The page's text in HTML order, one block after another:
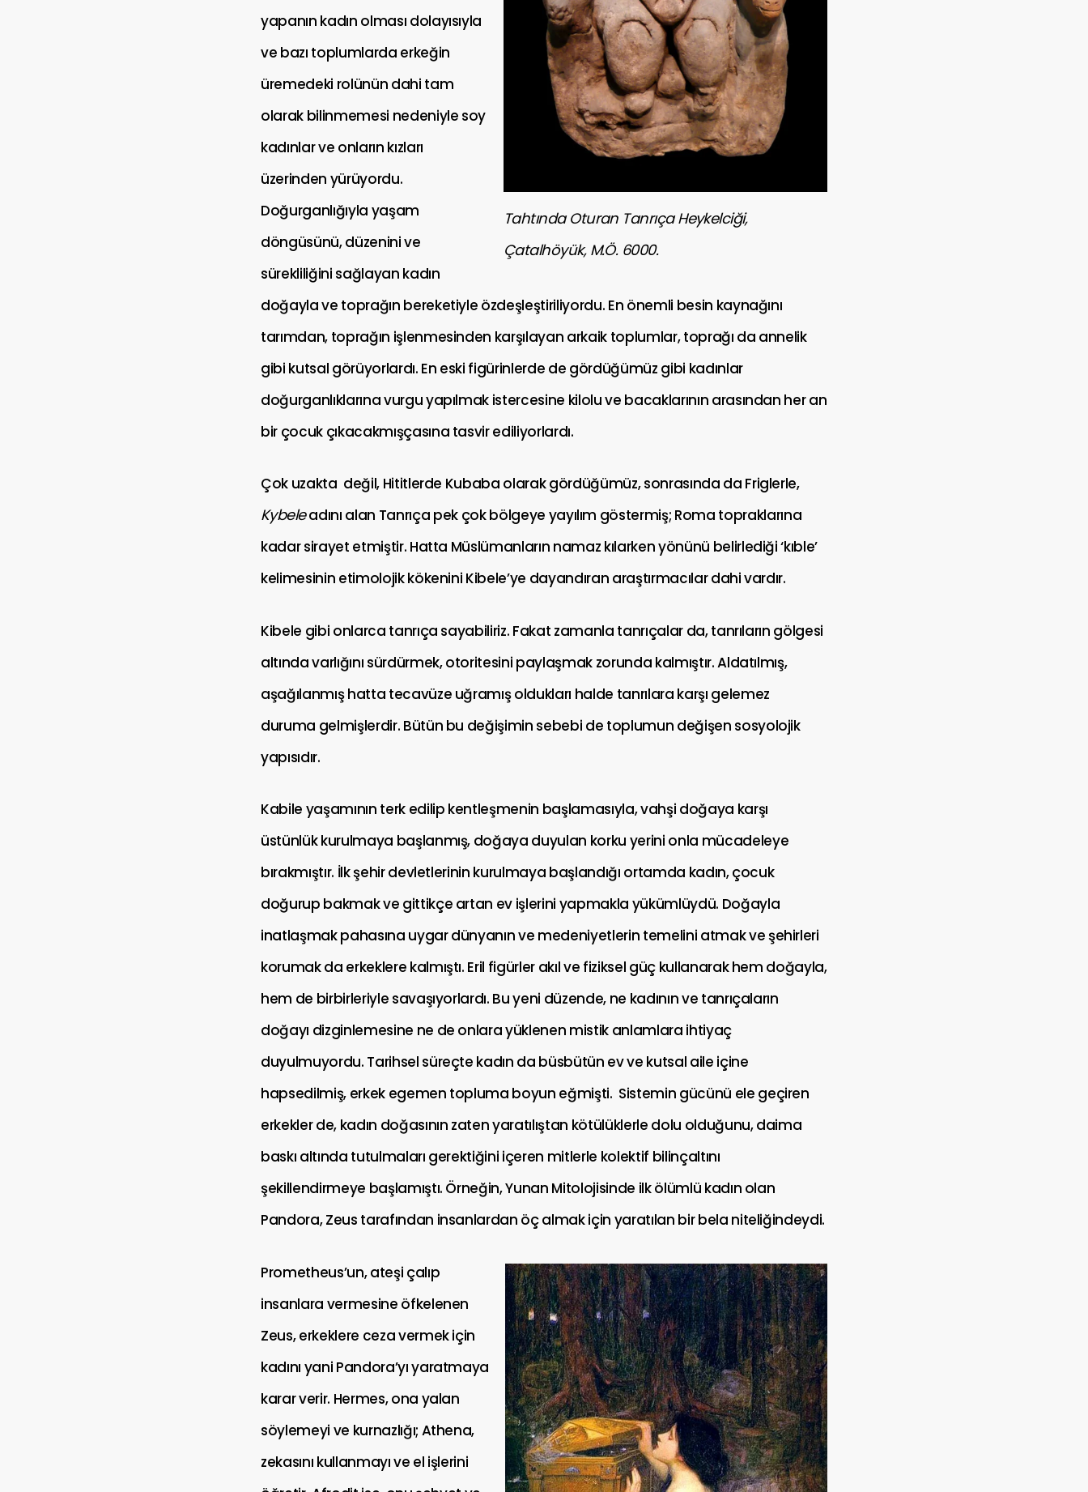
Tahtında Oturan Tanrıça Heykelciği,
Çatalhöyük, M.Ö. 6000.
yapanın kadın olması dolayısıyla
ve bazı toplumlarda erkeğin
üremedeki rolünün dahi tam
olarak bilinmemesi nedeniyle soy
kadınlar ve onların kızları
üzerinden yürüyordu.
Doğurganlığıyla yaşam
döngüsünü, düzenini ve
sürekliliğini sağlayan kadın
doğayla ve toprağın bereketiyle özdeşleştiriliyordu. En önemli besin kaynağını
tarımdan, toprağın işlenmesinden karşılayan arkaik toplumlar, toprağı da annelik
gibi kutsal görüyorlardı. En eski figürinlerde de gördüğümüz gibi kadınlar
doğurganlıklarına vurgu yapılmak istercesine kilolu ve bacaklarının arasından her an
bir çocuk çıkacakmışçasına tasvir ediliyorlardı.
Çok uzakta değil, Hititlerde Kubaba olarak gördüğümüz, sonrasında da Friglerle,
Kybeleadını alan Tanrıça pek çok bölgeye yayılım göstermiş; Roma topraklarına
kadar sirayet etmiştir. Hatta Müslümanların namaz kılarken yönünü belirlediği ‘kıble’
kelimesinin etimolojik kökenini Kibele’ye dayandıran araştırmacılar dahi vardır.
Kibele gibi onlarca tanrıça sayabiliriz. Fakat zamanla tanrıçalar da, tanrıların gölgesi
altında varlığını sürdürmek, otoritesini paylaşmak zorunda kalmıştır. Aldatılmış,
aşağılanmış hatta tecavüze uğramış oldukları halde tanrılara karşı gelemez
duruma gelmişlerdir. Bütün bu değişimin sebebi de toplumun değişen sosyolojik
yapısıdır.
Kabile yaşamının terk edilip kentleşmenin başlamasıyla, vahşi doğaya karşı
üstünlük kurulmaya başlanmış, doğaya duyulan korku yerini onla mücadeleye
bırakmıştır. İlk şehir devletlerinin kurulmaya başlandığı ortamda kadın, çocuk
doğurup bakmak ve gittikçe artan ev işlerini yapmakla yükümlüydü. Doğayla
inatlaşmak pahasına uygar dünyanın ve medeniyetlerin temelini atmak ve şehirleri
korumak da erkeklere kalmıştı. Eril figürler akıl ve fiziksel güç kullanarak hem doğayla,
hem de birbirleriyle savaşıyorlardı. Bu yeni düzende, ne kadının ve tanrıçaların
doğayı dizginlemesine ne de onlara yüklenen mistik anlamlara ihtiyaç
duyulmuyordu. Tarihsel süreçte kadın da büsbütün ev ve kutsal aile içine
hapsedilmiş, erkek egemen topluma boyun eğmişti. Sistemin gücünü ele geçiren
erkekler de, kadın doğasının zaten yaratılıştan kötülüklerle dolu olduğunu, daima
baskı altında tutulmaları gerektiğini içeren mitlerle kolektif bilinçaltını
şekillendirmeye başlamıştı. Örneğin, Yunan Mitolojisinde ilk ölümlü kadın olan
Pandora, Zeus tarafından insanlardan öç almak için yaratılan bir bela niteliğindeydi.
Prometheus’un, ateşi çalıp
insanlara vermesine öfkelenen
Zeus, erkeklere ceza vermek için
kadını yani Pandora’yı yaratmaya
karar verir. Hermes, ona yalan
söylemeyi ve kurnazlığı; Athena,
zekasını kullanmayı ve el işlerini